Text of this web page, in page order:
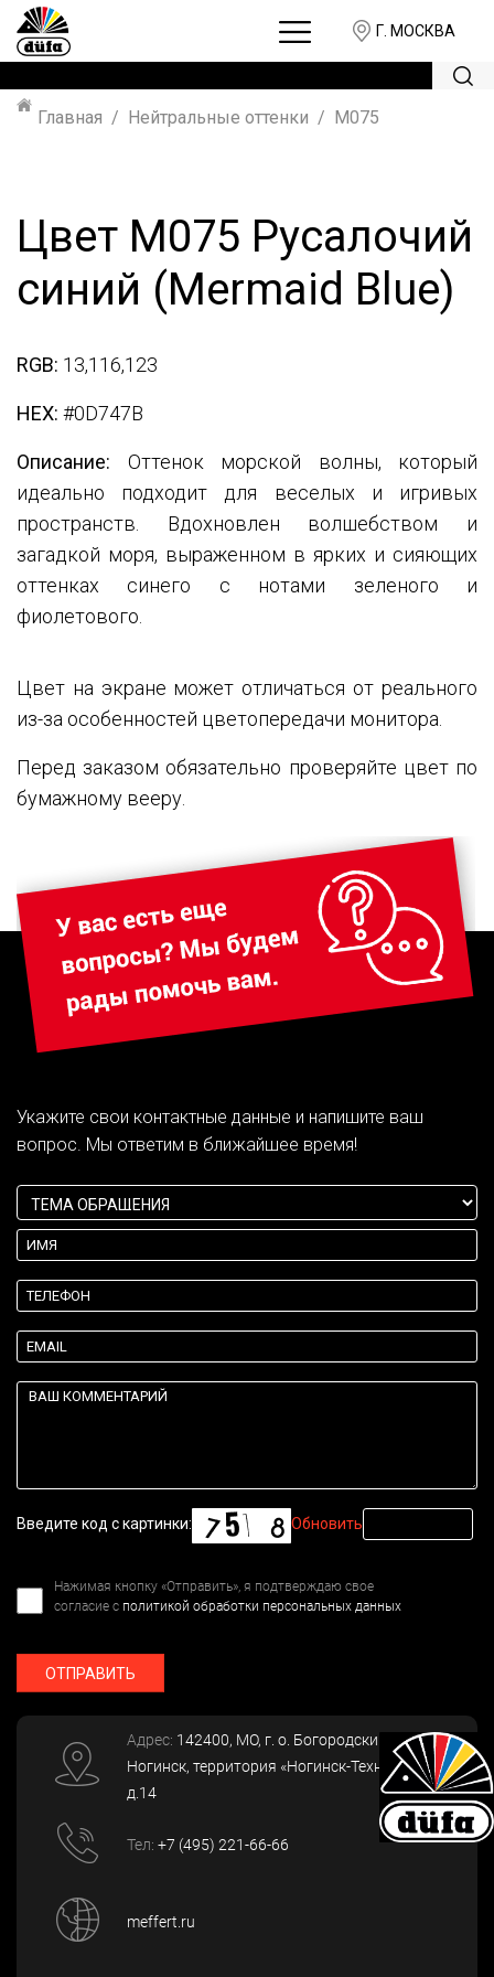
Г. МОСКВА
Главная Нейтральные оттенки M075
Цвет M075 Русалочий
синий (Mermaid Blue)
RGB: 13,116,123
HEX: #0D747B
Описание: Оттенок морской волны, который
идеально подходит для веселых и игривых
пространств. Вдохновлен волшебством и
загадкой моря, выраженном в ярких и сияющих
оттенках синего с нотами зеленого и
фиолетового.
Цвет на экране может отличаться от реального
из-за особенностей цветопередачи монитора.
Перед заказом обязательно проверяйте цвет по
бумажному вееру.
Укажите свои контактные данные и напишите ваш
вопрос. Мы ответим в ближайшее время!
Введите код с картинки: Обновить
Нажимая кнопку «Отправить», я подтверждаю свое
согласие с политикой обработки персональных данных
ОТПРАВИТЬ
Адрес: 142400, МО, г. о. Богородский, г.
Ногинск, территория «Ногинск-Технопарк»,
д.14
Тел: +7 (495) 221-66-66
meffert.ru